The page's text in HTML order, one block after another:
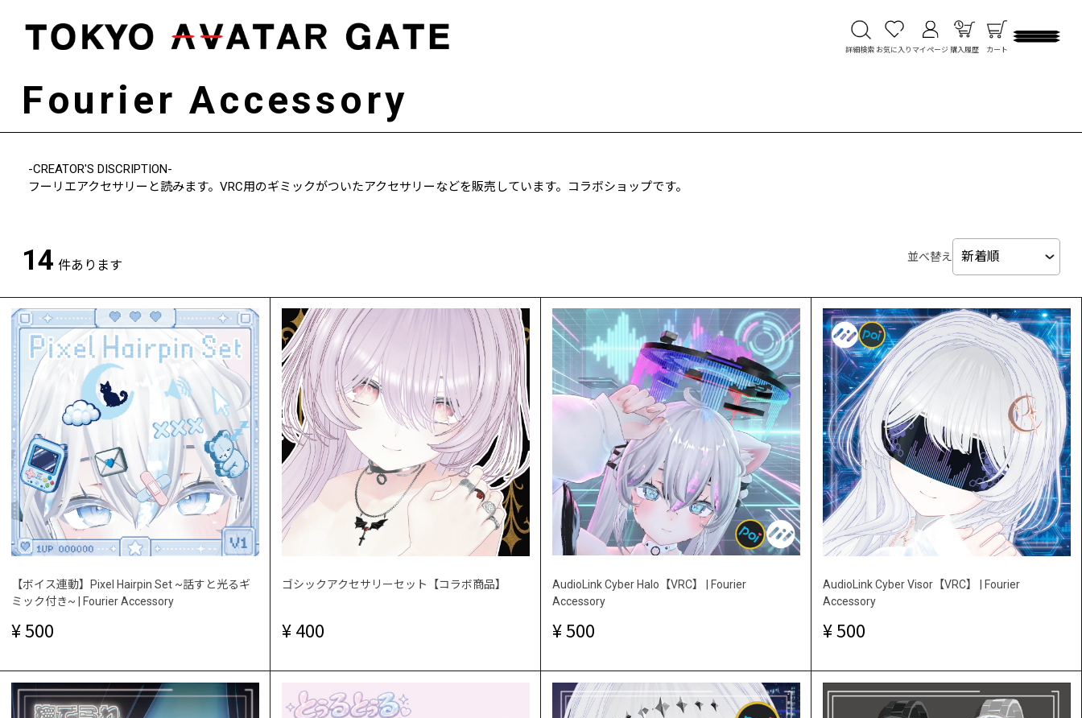
詳細検索 お気に入り マイページ 購入履歴 カート
Fourier Accessory
-CREATOR'S DISCRIPTION-
フーリエアクセサリーと読みます。VRC用のギミックがついたアクセサリーなどを販売しています。コラボショップです。
14 件あります
並べ替え
【ボイス連動】Pixel Hairpin Set ~話すと光るギ
ミック付き~ | Fourier Accessory
500
ゴシックアクセサリーセット【コラボ商品】
400
AudioLink Cyber Halo【VRC】 | Fourier
Accessory
500
AudioLink Cyber Visor【VRC】 | Fourier
Accessory
500